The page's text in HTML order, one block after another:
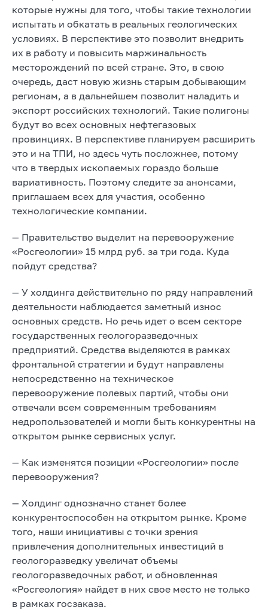
которые нужны для того, чтобы такие технологии
испытать и обкатать в реальных геологических
условиях. В перспективе это позволит внедрить
их в работу и повысить маржинальность
месторождений по всей стране. Это, в свою
очередь, даст новую жизнь старым добывающим
регионам, а в дальнейшем позволит наладить и
экспорт российских технологий. Такие полигоны
будут во всех основных нефтегазовых
провинциях. В перспективе планируем расширить
это и на ТПИ, но здесь чуть посложнее, потому
что в твердых ископаемых гораздо больше
вариативность. Поэтому следите за анонсами,
приглашаем всех для участия, особенно
технологические компании.
— Правительство выделит на перевооружение
«Росгеологии» 15 млрд руб. за три года. Куда
пойдут средства?
— У холдинга действительно по ряду направлений
деятельности наблюдается заметный износ
основных средств. Но речь идет о всем секторе
государственных геологоразведочных
предприятий. Средства выделяются в рамках
фронтальной стратегии и будут направлены
непосредственно на техническое
перевооружение полевых партий, чтобы они
отвечали всем современным требованиям
недропользователей и могли быть конкурентны на
открытом рынке сервисных услуг.
— Как изменятся позиции «Росгеологии» после
перевооружения?
— Холдинг однозначно станет более
конкурентоспособен на открытом рынке. Кроме
того, наши инициативы с точки зрения
привлечения дополнительных инвестиций в
геологоразведку увеличат объемы
геологоразведочных работ, и обновленная
«Росгеология» найдет в них свое место не только
в рамках госзаказа.